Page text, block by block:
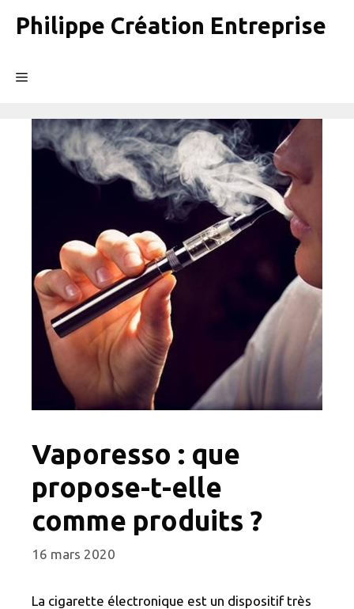
Philippe Création Entreprise
Menu
Vaporesso : que
propose-t-elle
comme produits ?
16 mars 2020
La cigarette électronique est un dispositif très